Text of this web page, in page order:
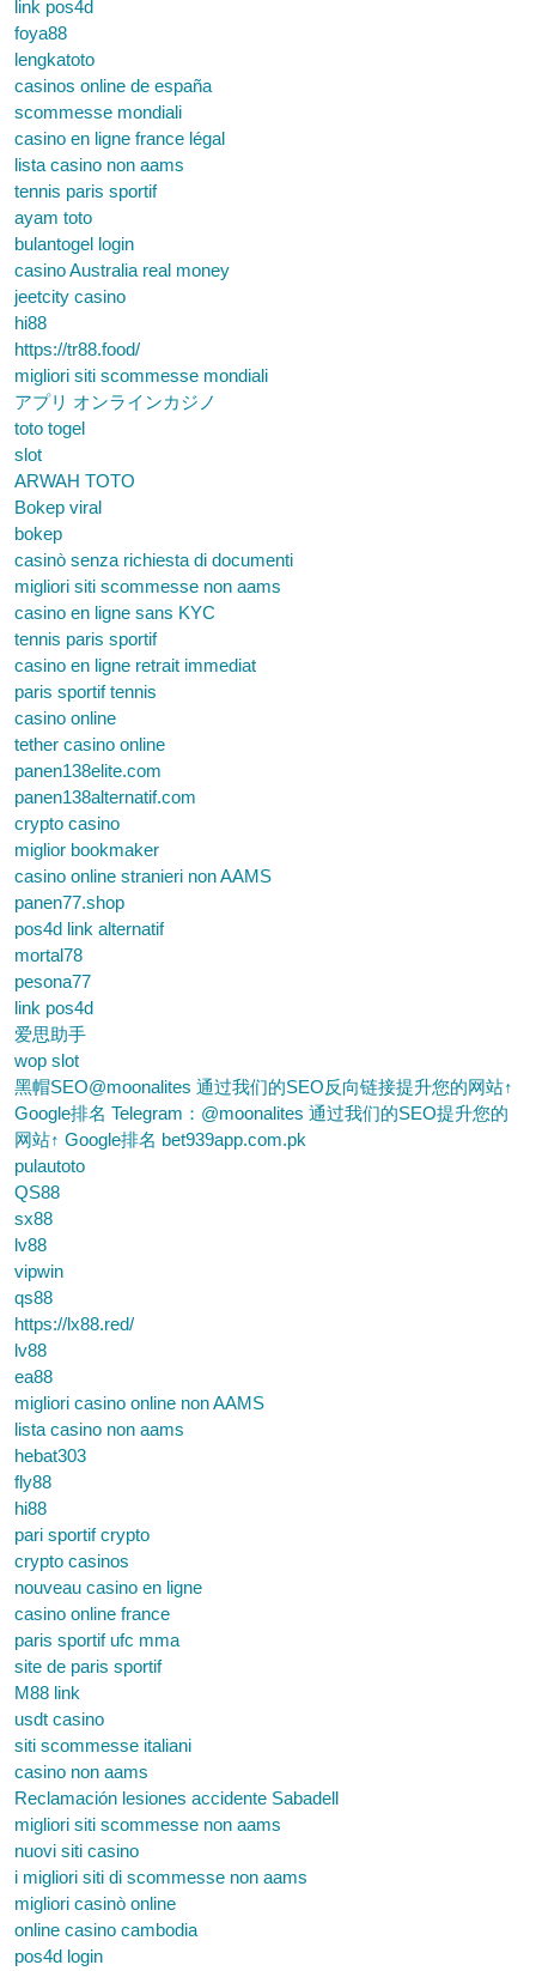
link pos4d
foya88
lengkatoto
casinos online de españa
scommesse mondiali
casino en ligne france légal
lista casino non aams
tennis paris sportif
ayam toto
bulantogel login
casino Australia real money
jeetcity casino
hi88
https://tr88.food/
migliori siti scommesse mondiali
アプリ オンラインカジノ
toto togel
slot
ARWAH TOTO
Bokep viral
bokep
casinò senza richiesta di documenti
migliori siti scommesse non aams
casino en ligne sans KYC
tennis paris sportif
casino en ligne retrait immediat
paris sportif tennis
casino online
tether casino online
panen138elite.com
panen138alternatif.com
crypto casino
miglior bookmaker
casino online stranieri non AAMS
panen77.shop
pos4d link alternatif
mortal78
pesona77
link pos4d
爱思助手
wop slot
黑帽SEO@moonalites 通过我们的SEO反向链接提升您的网站↑
Google排名 Telegram：@moonalites 通过我们的SEO提升您的
网站↑ Google排名 bet939app.com.pk
pulautoto
QS88
sx88
lv88
vipwin
qs88
https://lx88.red/
lv88
ea88
migliori casino online non AAMS
lista casino non aams
hebat303
fly88
hi88
pari sportif crypto
crypto casinos
nouveau casino en ligne
casino online france
paris sportif ufc mma
site de paris sportif
M88 link
usdt casino
siti scommesse italiani
casino non aams
Reclamación lesiones accidente Sabadell
migliori siti scommesse non aams
nuovi siti casino
i migliori siti di scommesse non aams
migliori casinò online
online casino cambodia
pos4d login